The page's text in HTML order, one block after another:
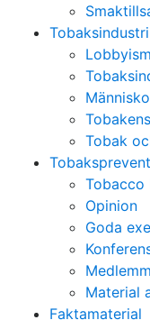
Lobbyism
Tobak
Tobacco
Opinion
Goda
Material
Faktamaterial